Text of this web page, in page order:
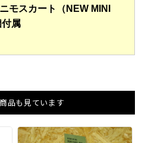
モスカート（NEW MINI
付属
品も見ています